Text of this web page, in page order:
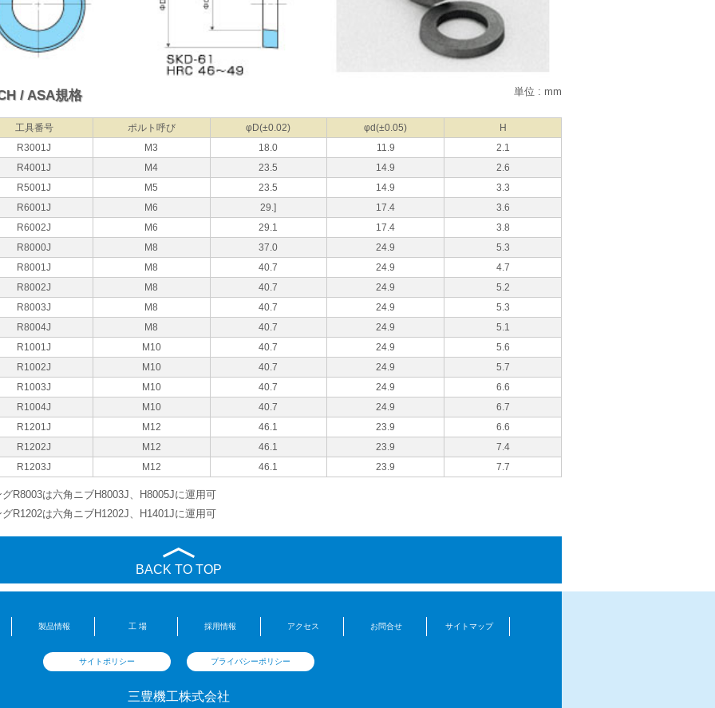
/ ASA規格 単位 : mm
工具番号 ポルト呼び φD(±0.02) φd(±0.05)
H
R3001J
M3 18.0 11.9
2.1
R4001J
M4 23.5 14.9
2.6
R5001J
M5 23.5 14.9
3.3
R6001J
M6 29.] 17.4
3.6
R6002J
M6 29.1 17.4
3.8
R8000J
M8 37.0 24.9
5.3
R8001J
M8 40.7 24.9
4.7
R8002J
M8 40.7 24.9
5.2
R8003J
M8 40.7 24.9
5.3
R8004J
M8 40.7 24.9
5.1
R1001J
M10 40.7 24.9
5.6
R1002J
M10 40.7 24.9
5.7
R1003J
M10 40.7 24.9
6.6
R1004J
M10 40.7 24.9
6.7
R1201J
M12 46.1 23.9
6.6
R1202J
M12 46.1 23.9
7.4
R1203J
M12 46.1 23.9 7.7
R8003は六角ニブH8003J、H8005Jに運用可
R1202は六角ニブH1202J、H1401Jに運用可
BACK TO TOP
製品情報 工 場 採用情報 アクセス お問合せ サイトマップ
サイトポリシー プライバシーポリシー
三豊機工株式会社